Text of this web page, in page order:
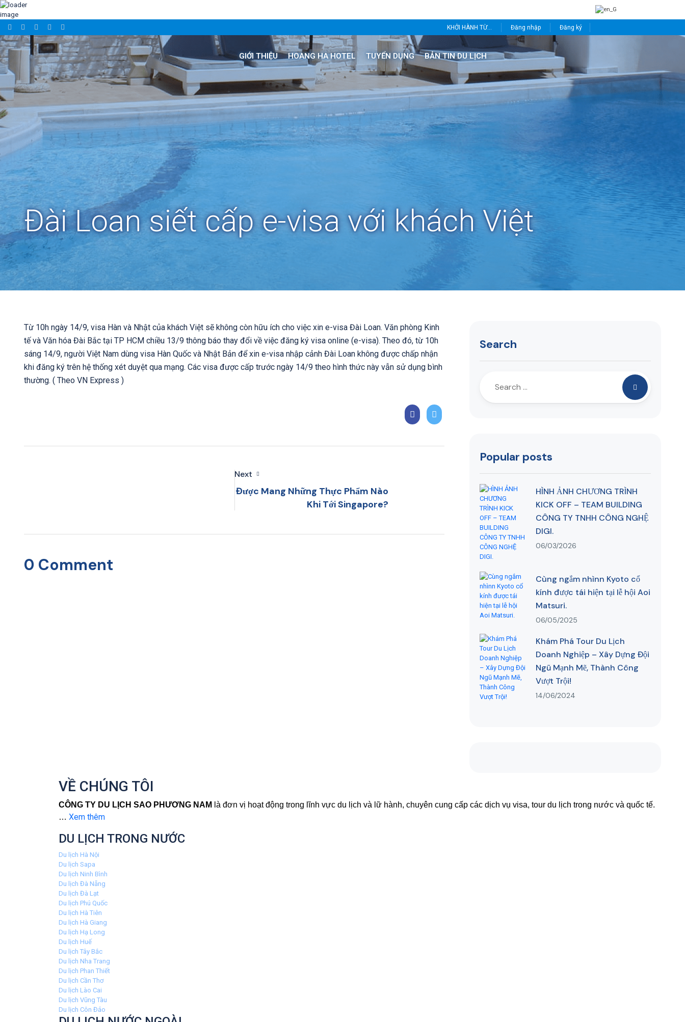
KHỞI HÀNH TỪ... Đăng nhập Đăng ký
GIỚI THIỆU HOANG HA HOTEL TUYỂN DỤNG BẢN TIN DU LỊCH
Đài Loan siết cấp e-visa với khách Việt
Từ 10h ngày 14/9, visa Hàn và Nhật của khách Việt sẽ không còn hữu ích cho việc xin e-visa Đài Loan. Văn phòng Kinh
tế và Văn hóa Đài Bắc tại TP HCM chiều 13/9 thông báo thay đổi về việc đăng ký visa online (e-visa). Theo đó, từ 10h
sáng 14/9, người Việt Nam dùng visa Hàn Quốc và Nhật Bản để xin e-visa nhập cảnh Đài Loan không được chấp nhận
khi đăng ký trên hệ thống xét duyệt qua mạng. Các visa được cấp trước ngày 14/9 theo hình thức này vẫn sử dụng bình
thường. ( Theo VN Express )
Next
Được Mang Những Thực Phẩm Nào
Khi Tới Singapore?
0 Comment
Search
Popular posts
HÌNH ẢNH CHƯƠNG TRÌNH
KICK OFF – TEAM BUILDING
CÔNG TY TNHH CÔNG NGHỆ
DIGI.
06/03/2026
Cùng ngắm nhìnn Kyoto cổ
kính được tái hiện tại lễ hội Aoi
Matsuri.
06/05/2025
Khám Phá Tour Du Lịch
Doanh Nghiệp – Xây Dựng Đội
Ngũ Mạnh Mẽ, Thành Công
Vượt Trội!
14/06/2024
VỀ CHÚNG TÔI
CÔNG TY DU LỊCH SAO PHƯƠNG NAM là đơn vị hoạt động trong lĩnh vực du lịch và lữ hành, chuyên cung cấp các dịch vụ visa, tour du lịch trong nước và quốc tế.
… Xem thêm
DU LỊCH TRONG NƯỚC
Du lịch Hà Nội
Du lịch Sapa
Du lịch Ninh Bình
Du lịch Đà Nẵng
Du lịch Đà Lạt
Du lịch Phú Quốc
Du lịch Hà Tiên
Du lịch Hà Giang
Du lịch Hạ Long
Du lịch Huế
Du lịch Tây Bắc
Du lịch Nha Trang
Du lịch Phan Thiết
Du lịch Cần Thơ
Du lịch Lào Cai
Du lịch Vũng Tàu
Du lịch Côn Đảo